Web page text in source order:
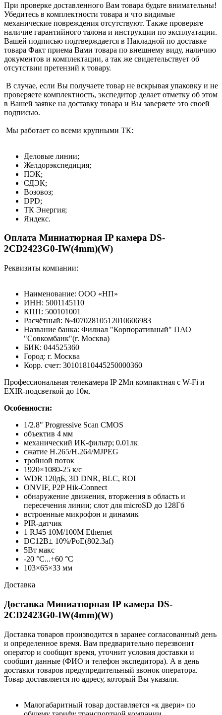
При проверке доставленного Вам товара будьте внимательны!
Убедитесь в комплектности товара и что видимые
механические повреждения отсутствуют. Также проверьте
наличие гарантийного талона и инструкции по эксплуатации.
Вашей подписью подтверждается в Накладной по доставке
товара Факт приема Вами товара по внешнему виду, наличию
документов и комплектации, а так же свидетельствует об
отсутствии претензий к товару.
В случае, если Вы получаете товар не вскрывая упаковку и не
проверяете комплектность, экспедитор делает отметку об этом
в Вашей заявке на доставку товара и Вы заверяете это своей
подписью.
Мы работает со всеми крупными ТК:
Деловые линии;
Желдорэкспедиция;
ПЭК;
СДЭК;
Возовоз;
DPD;
ТК Энергия;
Яндекс.
Оплата Миниатюрная IP камера DS-
2CD2423G0-IW(4mm)(W)
Реквизиты компании:
Наименование: ООО «НП»
ИНН: 5001145110
КПП: 500101001
Расчётный: №40702810512010606983
Название банка: Филиал "Корпоративный" ПАО
"Совкомбанк"(г. Москва)
БИК: 044525360
Город: г. Москва
Корр. счет: 30101810445250000360
Профессиональная телекамера IP 2Мп компактная с W-Fi и
EXIR-подсветкой до 10м.
Особенности:
1/2.8" Progressive Scan CMOS
объектив 4 мм
механический ИК-фильтр; 0.01лк
сжатие H.265/H.264/MJPEG
тройной поток
1920×1080-25 к/с
WDR 120дБ, 3D DNR, BLC, ROI
ONVIF, P2P Hik-Connect
обнаружение движения, вторжения в область и
пересечения линии; слот для microSD до 128Гб
встроенные микрофон и динамик
PIR-датчик
1 RJ45 10M/100M Ethernet
DC12В± 10%/PoE(802.3af)
5Вт макс
-20 °C...+60 °C
103×65×33 мм
Доставка
Доставка Миниатюрная IP камера DS-
2CD2423G0-IW(4mm)(W)
Доставка товаров производится в заранее согласованный день
и определенное время. Вам предварительно перезвонит
оператор и сообщит время, уточнит условия доставки и
сообщит данные (ФИО и телефон экспедитора). А в день
доставки товаров предупредительный звонок оператора.
Товар доставляется по адресу, который Вы указали.
Малогабаритный товар доставляется «к двери» по